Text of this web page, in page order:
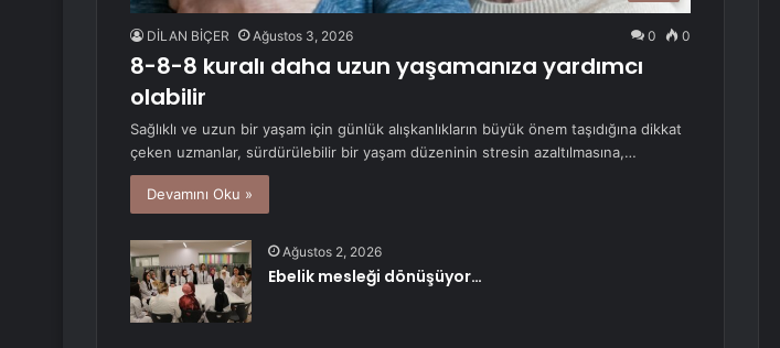
DİLAN BİÇER Ağustos 3, 2026 0 0
8-8-8 kuralı daha uzun yaşamanıza yardımcı
olabilir
Sağlıklı ve uzun bir yaşam için günlük alışkanlıkların büyük önem taşıdığına dikkat
çeken uzmanlar, sürdürülebilir bir yaşam düzeninin stresin azaltılmasına,…
Devamını Oku »
Ağustos 2, 2026
Ebelik mesleği dönüşüyor…